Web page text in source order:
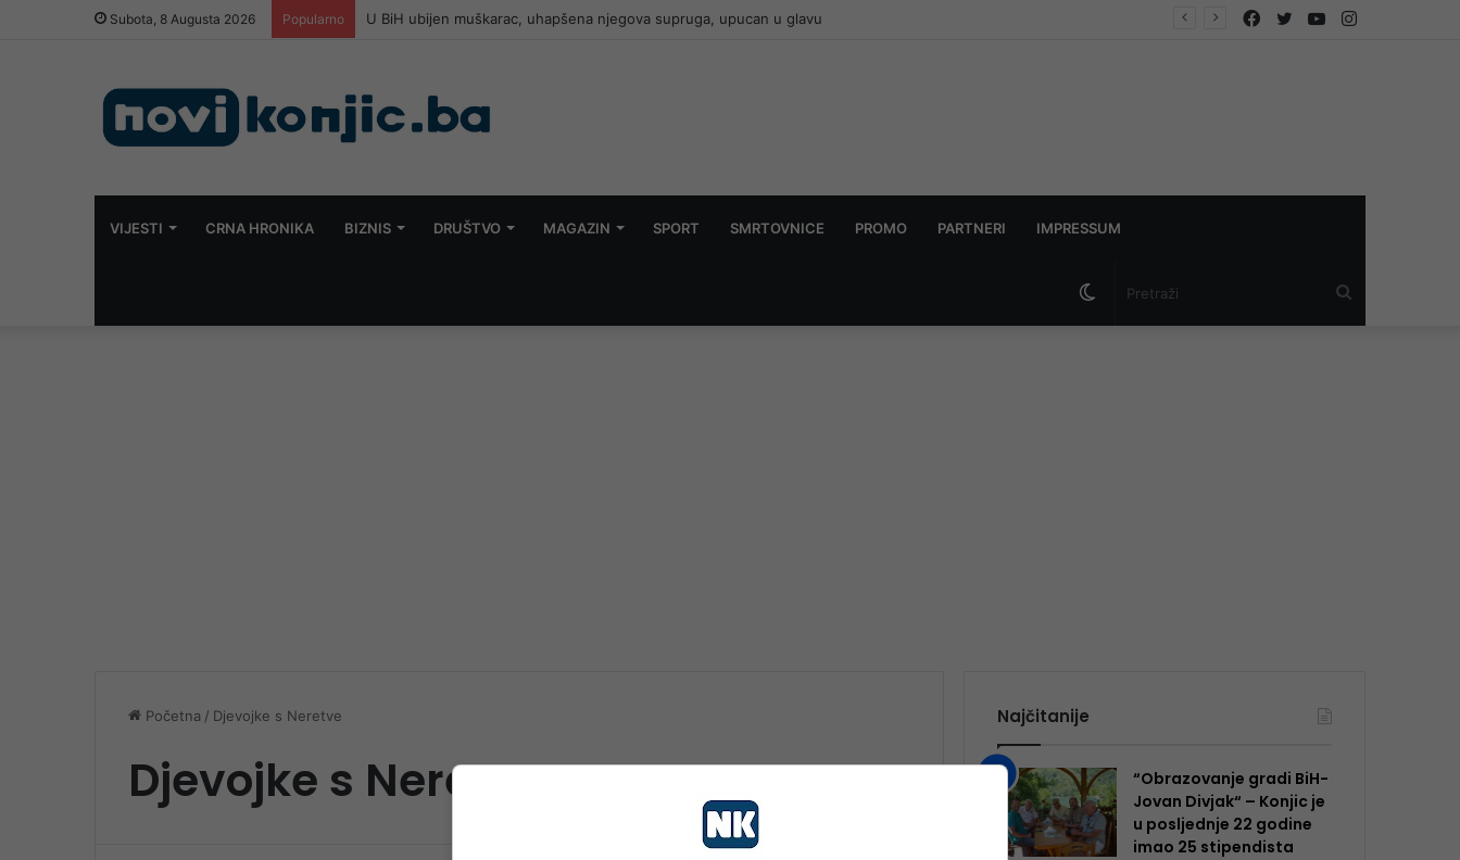
Subota, 8 Augusta 2026 Popularno U BiH ubijen muškarac, uhapšena njegova supruga, upucan u glavu YouTube
Twitter
Facebook
VIJESTI CRNA HRONIKA BIZNIS DRUŠTVO MAGAZIN SPORT SMRTOVNICE PROMO PARTNERI IMPRESSUM
Switch
Početna / Djevojke s Neretve
Djevojke s Neretve
Najčitanije
“Obrazovanje gradi BiH-
Jovan Divjak“ – Konjic je
u posljednje 22 godine
imao 25 ​​stipendista